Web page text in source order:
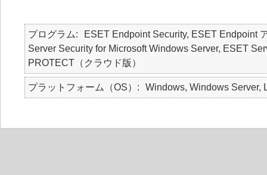
プログラム
ESET Endpoint Security, ESET Endpoint
Server Security for Microsoft Windows Server, ESET
PROTECT（クラウド版）
プラットフォーム（OS） Windows, Windows Server,